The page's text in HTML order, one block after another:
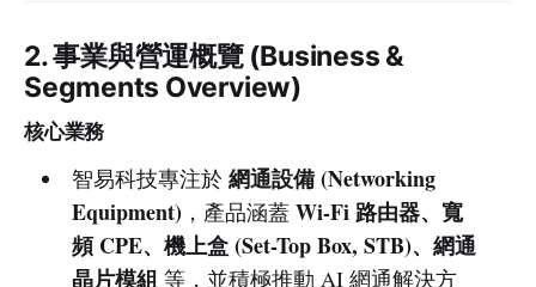
2. 事業與營運概覽 (Business &
Segments Overview)
核心業務
智易科技專注於 網通設備 (Networking
Equipment)，產品涵蓋 Wi-Fi 路由器、寬
頻 CPE、機上盒 (Set-Top Box, STB)、網通
晶片模組 等，並積極推動 AI 網通解決方